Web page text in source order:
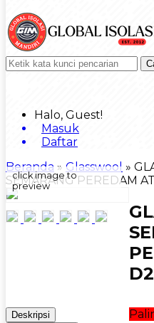
Halo, Guest!
Masuk
Daftar
Beranda » Glasswool »
SEMARANG PEREDAM
click image to
preview
Deskripsi